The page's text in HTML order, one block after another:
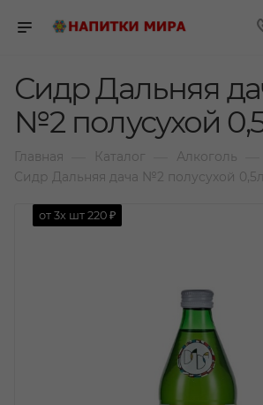
Сидр Дальняя
№2 полусухой
Главная Каталог Алкоголь
Сидр Дальняя дача №2 полусухой 0,5л
от 3х шт 220 ₽